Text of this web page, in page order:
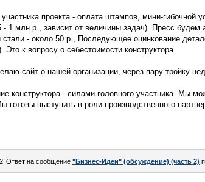
проекта - оплата штампов, мини-гибочной
- 1 млн.р., зависит от величины задач). Пресс будем
стали - около 50 р., Последующее оцинкование
Это к вопросу о себестоимости конструктора.
сайт о нашей организации, через пару-тройку
конструктора - силами головного участника. Мы
готовы выступить в роли производственного
Ответ на сообщение "Бизнес-Идеи" (обсуждение) (часть 2)